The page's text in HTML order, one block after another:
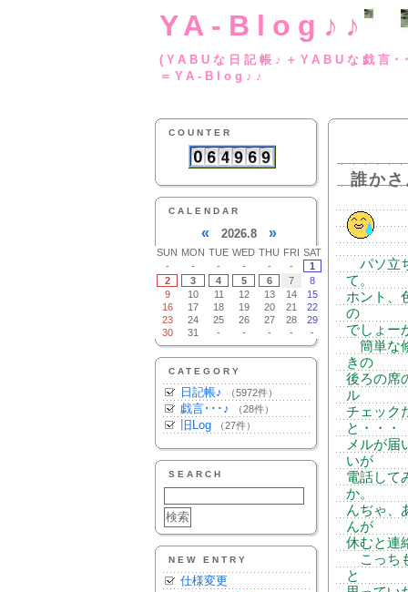
YA-Blog♪♪
(YABUな日記帳♪
＝YA-Blog♪♪
COUNTER
CALENDAR
« 2026.8 »
SUN MON TUE WED THU FRI SAT
-
- - - - -
1
2
3 4 5 6 7
8
9
10 11 12 13 14
15
16
17 18 19 20 21
22
23
24 25 26 27 28
29
30
31 - - - - -
CATEGORY
日記帳♪ （5972件）
戯言･･･♪ （28件）
旧Log （27件）
SEARCH
NEW ENTRY
仕様変更
誰か
パソ立
て。
ホント、
の
でしょー
簡単な
きの
後ろの席
ル
チェック
と・・・
メルが届
いが
電話して
か。
んぢゃ、
んが
休むと連
こっち
と